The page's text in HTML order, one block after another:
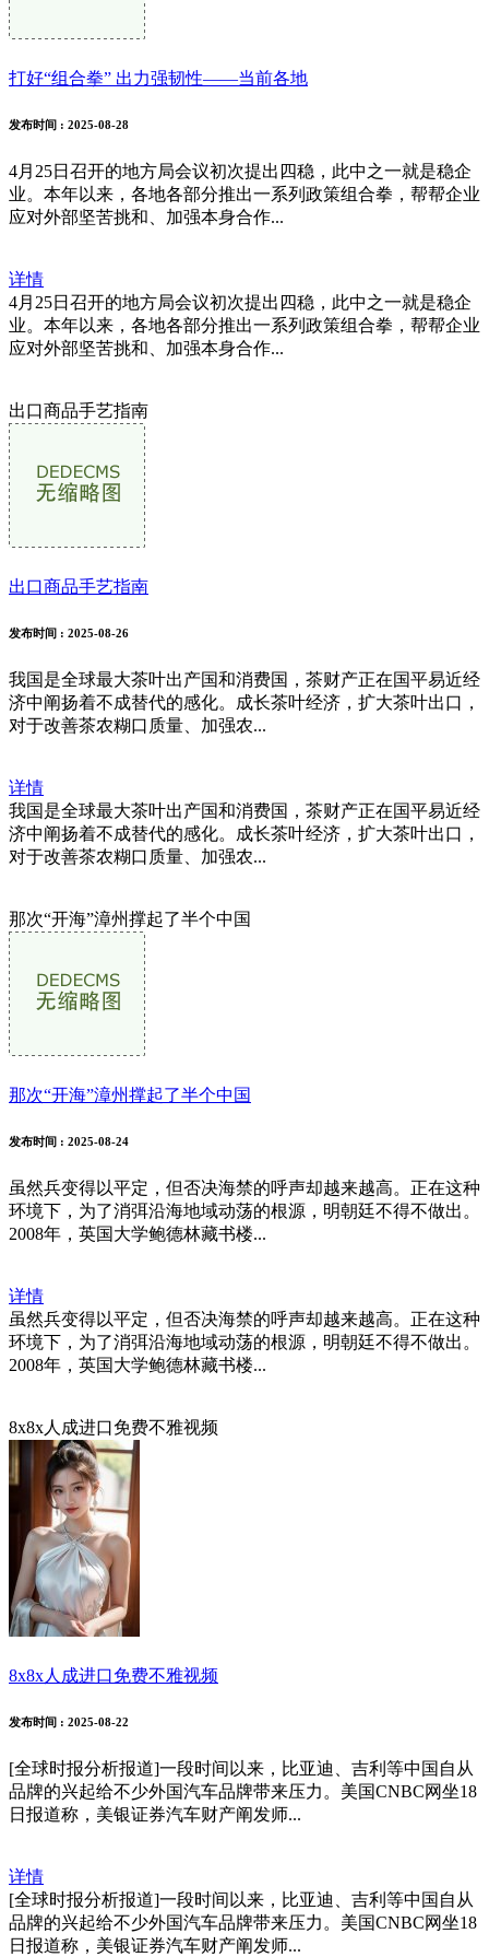
打好“组合拳” 出力强韧性——当前各地
发布时间 : 2025-08-28
4月25日召开的地方局会议初次提出四稳，此中之一就是稳企
业。本年以来，各地各部分推出一系列政策组合拳，帮帮企业
应对外部坚苦挑和、加强本身合作...
详情
4月25日召开的地方局会议初次提出四稳，此中之一就是稳企
业。本年以来，各地各部分推出一系列政策组合拳，帮帮企业
应对外部坚苦挑和、加强本身合作...
出口商品手艺指南
出口商品手艺指南
发布时间 : 2025-08-26
我国是全球最大茶叶出产国和消费国，茶财产正在国平易近经
济中阐扬着不成替代的感化。成长茶叶经济，扩大茶叶出口，
对于改善茶农糊口质量、加强农...
详情
我国是全球最大茶叶出产国和消费国，茶财产正在国平易近经
济中阐扬着不成替代的感化。成长茶叶经济，扩大茶叶出口，
对于改善茶农糊口质量、加强农...
那次“开海”漳州撑起了半个中国
那次“开海”漳州撑起了半个中国
发布时间 : 2025-08-24
虽然兵变得以平定，但否决海禁的呼声却越来越高。正在这种
环境下，为了消弭沿海地域动荡的根源，明朝廷不得不做出。
2008年，英国大学鲍德林藏书楼...
详情
虽然兵变得以平定，但否决海禁的呼声却越来越高。正在这种
环境下，为了消弭沿海地域动荡的根源，明朝廷不得不做出。
2008年，英国大学鲍德林藏书楼...
8x8x人成进口免费不雅视频
8x8x人成进口免费不雅视频
发布时间 : 2025-08-22
[全球时报分析报道]一段时间以来，比亚迪、吉利等中国自从
品牌的兴起给不少外国汽车品牌带来压力。美国CNBC网坐18
日报道称，美银证券汽车财产阐发师...
详情
[全球时报分析报道]一段时间以来，比亚迪、吉利等中国自从
品牌的兴起给不少外国汽车品牌带来压力。美国CNBC网坐18
日报道称，美银证券汽车财产阐发师...